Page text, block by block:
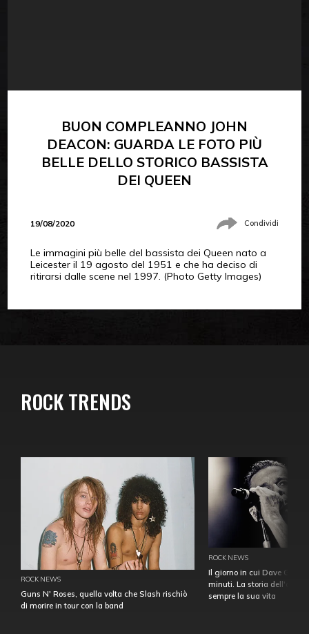
BUON COMPLEANNO JOHN
DEACON: GUARDA LE FOTO PIÙ
BELLE DELLO STORICO BASSISTA
DEI QUEEN
19/08/2020 Condividi
Le immagini più belle del bassista dei Queen nato a
Leicester il 19 agosto del 1951 e che ha deciso di
ritirarsi dalle scene nel 1997. (Photo Getty Images)
ROCK TRENDS
ROCK NEWS
Guns N' Roses, quella volta che Slash rischiò
di morire in tour con la band
ROCK NEWS
Il giorno in cui Dave
minuti. La storia
sempre la sua vita